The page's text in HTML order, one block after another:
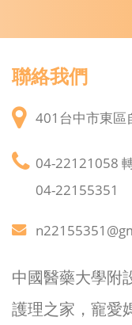
聯絡我們
401台中市東區
04-22121058
04-22155351
中國醫藥大學附
護理之家，寵愛